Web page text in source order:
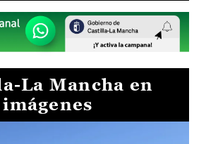
La Mancha en
imágenes